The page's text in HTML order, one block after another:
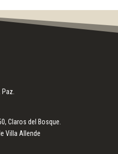
Claros del Bosque.
Villa Allende